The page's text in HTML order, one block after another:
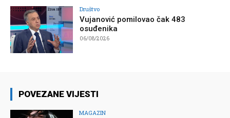
Društvo
Vujanović pomilovao čak 483
osuđenika
06/08/2026
POVEZANE VIJESTI
MAGAZIN